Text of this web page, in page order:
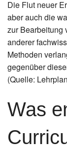
Die Flut neuer
aber auch die
zur Bearbeitung
anderer
Methoden
gegenüber
(Quelle:
Was